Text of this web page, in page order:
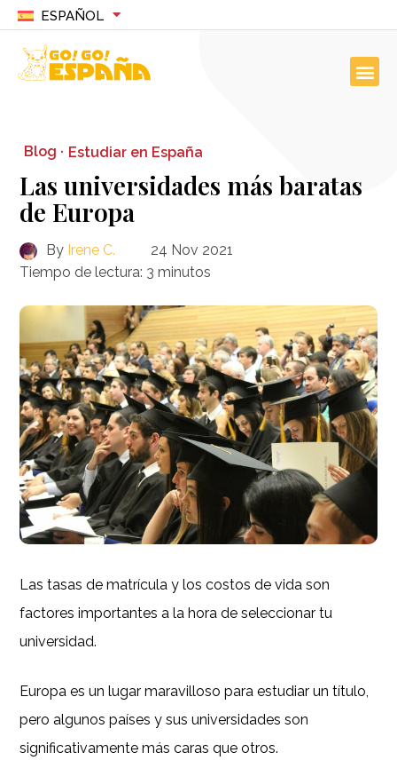
ESPAÑOL
Blog · Estudiar en España
Las universidades más baratas
de Europa
By Irene C.
24 Nov 2021
Tiempo de lectura: 3 minutos
Las tasas de matrícula y los costos de vida son
factores importantes a la hora de seleccionar tu
universidad.
Europa es un lugar maravilloso para estudiar un título,
pero algunos países y sus universidades son
significativamente más caras que otros.